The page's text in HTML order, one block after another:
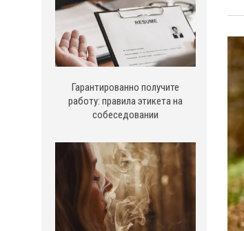
Гарантированно получите
работу: правила этикета на
собеседовании